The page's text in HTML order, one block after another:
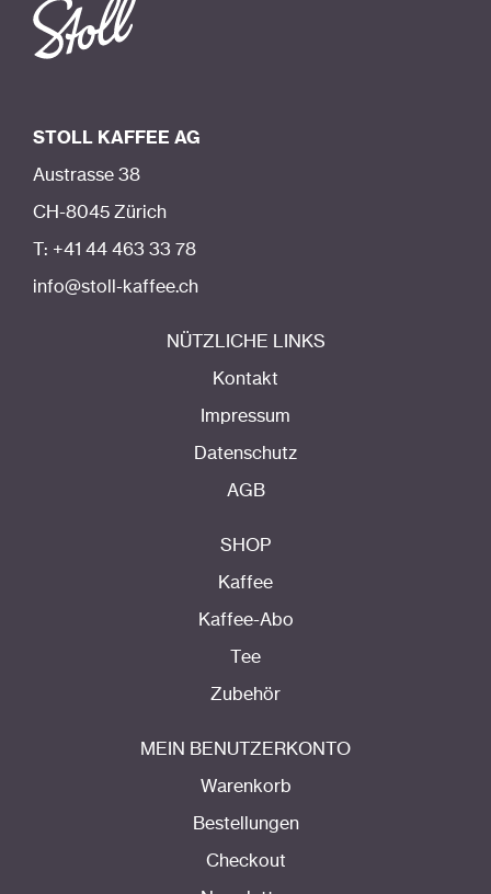
STOLL KAFFEE AG
Austrasse 38
CH-8045 Zürich
T: +41 44 463 33 78
info@stoll-kaffee.ch
NÜTZLICHE LINKS
Kontakt
Impressum
Datenschutz
AGB
SHOP
Kaffee
Kaffee-Abo
Tee
Zubehör
MEIN BENUTZERKONTO
Warenkorb
Bestellungen
Checkout